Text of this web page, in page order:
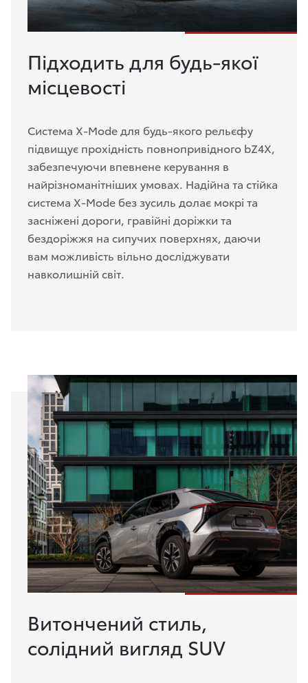
Підходить для будь-якої
місцевості
Система X-Mode для будь-якого рельєфу
підвищує прохідність повнопривідного bZ4X,
забезпечуючи впевнене керування в
найрізноманітніших умовах. Надійна та стійка
система X-Mode без зусиль долає мокрі та
засніжені дороги, гравійні доріжки та
бездоріжжя на сипучих поверхнях, даючи
вам можливість вільно досліджувати
навколишній світ.
Витончений стиль,
солідний вигляд SUV